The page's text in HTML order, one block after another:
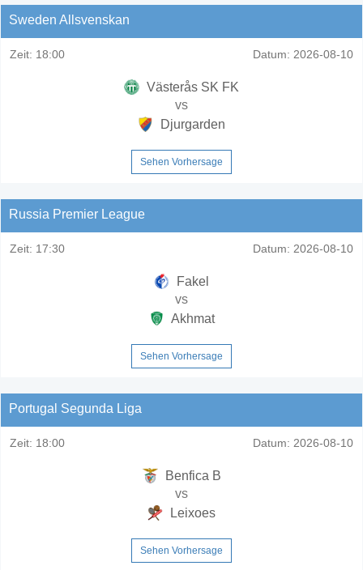
Sweden Allsvenskan
Zeit: 18:00 Datum: 2026-08-10
Västerås SK FK
vs
Djurgarden
Sehen Vorhersage
Russia Premier League
Zeit: 17:30 Datum: 2026-08-10
Fakel
vs
Akhmat
Sehen Vorhersage
Portugal Segunda Liga
Zeit: 18:00 Datum: 2026-08-10
Benfica B
vs
Leixoes
Sehen Vorhersage